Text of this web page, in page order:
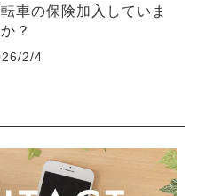
車の保険加入していま
？
2/4